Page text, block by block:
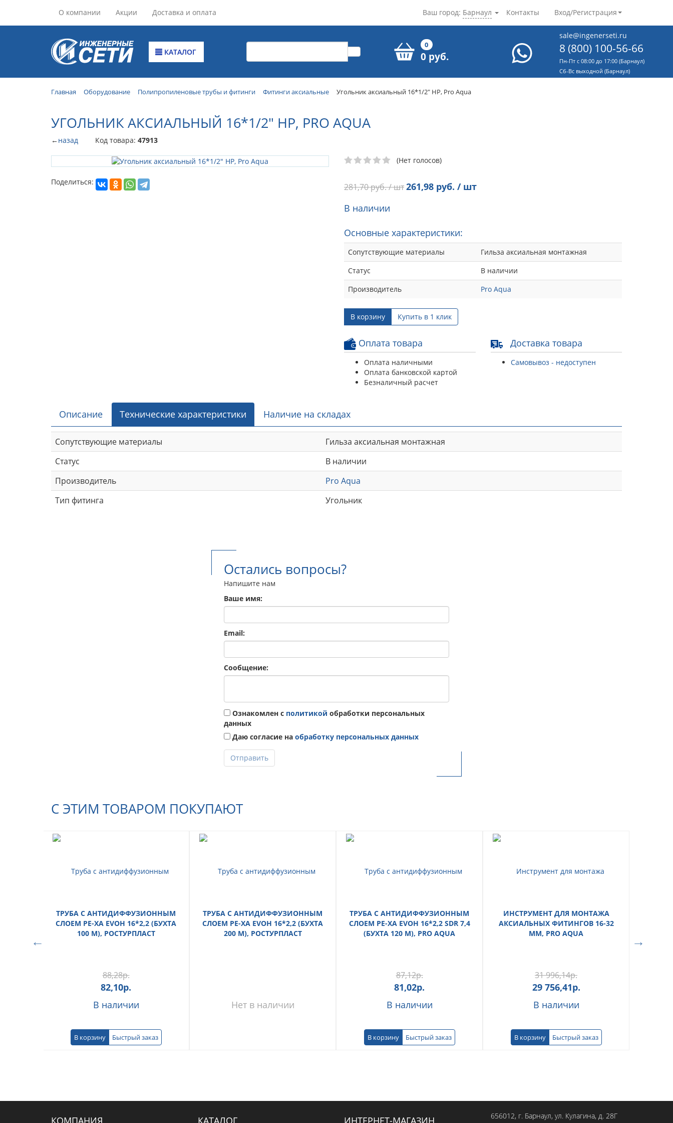
О компании Акции Доставка и оплата Контакты Вход/Регистрация
Ваш город: Барнаул
КАТАЛОГ
0
0 руб.
sale@ingenerseti.ru
8 (800) 100-56-66
Пн-Пт с 08:00 до 17:00 (Барнаул)
Cб-Вс выходной (Барнаул)
Главная Оборудование Полипропиленовые трубы и фитинги Фитинги аксиальные Угольник аксиальный 16*1/2" НР, Pro Aqua
УГОЛЬНИК АКСИАЛЬНЫЙ 16*1/2" НР, PRO AQUA
←назад Код товара: 47913
Поделиться:
(Нет голосов)
281,70руб. / шт261,98 руб. / шт
В наличии
Основные характеристики:
Сопутствующие материалы
Гильза аксиальная монтажная
Статус
В наличии
Производитель
Pro Aqua
В корзину Купить в 1 клик
Оплата товара
Оплата наличными
Оплата банковской картой
Безналичный расчет
Доставка товара
Самовывоз - недоступен
Описание Технические характеристики Наличие на складах
Сопутствующие материалы
Гильза аксиальная монтажная
Статус
В наличии
Производитель
Pro Aqua
Тип фитинга
Угольник
Остались вопросы?
Напишите нам
Ваше имя:
Email:
Сообщение:
Ознакомлен с политикой обработки персональных
данных
Даю согласие на обработку персональных данных
Отправить
С ЭТИМ ТОВАРОМ ПОКУПАЮТ
ТРУБА С АНТИДИФФУЗИОННЫМ
СЛОЕМ PE-XA EVOH 16*2,2 (БУХТА
100 М), РОСТУРПЛАСТ
88,28р.
82,10р.
В наличии
В корзину Быстрый заказ
ТРУБА С АНТИДИФФУЗИОННЫМ
СЛОЕМ PE-XA EVOH 16*2,2 (БУХТА
200 М), РОСТУРПЛАСТ
Нет в наличии
ТРУБА С АНТИДИФФУЗИОННЫМ
СЛОЕМ PE-XA EVOH 16*2,2 SDR 7,4
(БУХТА 120 М), PRO AQUA
87,12р.
81,02р.
В наличии
В корзину Быстрый заказ
ИНСТРУМЕНТ ДЛЯ МОНТАЖА
АКСИАЛЬНЫХ ФИТИНГОВ 16-32
ММ, PRO AQUA
31 996,14р.
29 756,41р.
В наличии
В корзину Быстрый заказ
КОМПАНИЯ КАТАЛОГ ИНТЕРНЕТ-МАГАЗИН 656012, г. Барнаул, ул. Кулагина, д. 28Г